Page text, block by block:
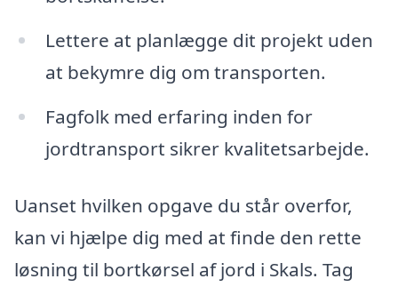
Lettere at planlægge dit projekt uden
at bekymre dig om transporten.
Fagfolk med erfaring inden for
jordtransport sikrer kvalitetsarbejde.
Uanset hvilken opgave du står overfor,
kan vi hjælpe dig med at finde den rette
løsning til bortkørsel af jord i Skals. Tag